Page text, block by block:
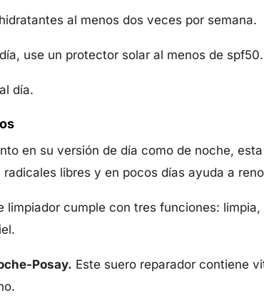
al menos dos veces por semana.
use un protector solar al menos de spf50.
día.
en su versión de día como de noche,
radicales libres y en pocos días ayuda a
limpiador cumple con tres funciones:
Posay. Este suero reparador contiene